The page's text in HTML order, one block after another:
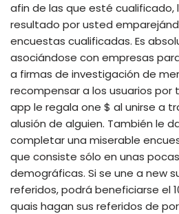
afin de las que esté cualificado,
resultado por usted
encuestas cualificadas. Es
asociándose con empresas
a firmas de investigación de
recompensar a los usuarios por
app le regala one $ al unirse a
alusión de alguien. También le
completar una miserable
que consiste sólo en unas
demográficas. Si se une a new
referidos, podrá beneficiarse el
quais hagan sus referidos de